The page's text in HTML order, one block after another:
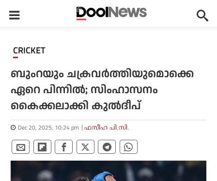
CRICKET
ബുംറയും ചക്രവര്‍ത്തിയുമൊക്കെ
ഏറെ പിന്നില്‍; സിംഹാസനം
കൈക്കലാക്കി കുല്‍ദീപ്
Dec 20, 2025, 10:24 pm ഫസീഹ പി.സി.